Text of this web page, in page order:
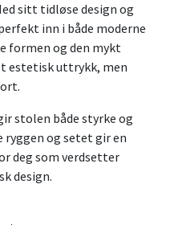
sitt tidløse design og
inn i både moderne
formen og den mykt
estetisk uttrykk, men
stolen både styrke og
ryggen og setet gir en
deg som verdsetter
design.